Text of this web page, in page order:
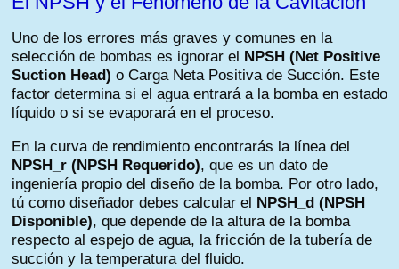
Uno de los errores más graves y comunes en la
selección de bombas es ignorar el
NPSH (Net Positive
Suction Head) o Carga Neta Positiva de Succión. Este
factor determina si el agua entrará a la bomba en estado
líquido o si se evaporará en el proceso.
En la curva de rendimiento encontrarás la línea del
NPSH_r (NPSH Requerido), que es un dato de
ingeniería propio del diseño de la bomba. Por otro lado,
tú como diseñador debes calcular el
NPSH_d (NPSH
Disponible), que depende de la altura de la bomba
respecto al espejo de agua, la fricción de la tubería de
succión y la temperatura del fluido.